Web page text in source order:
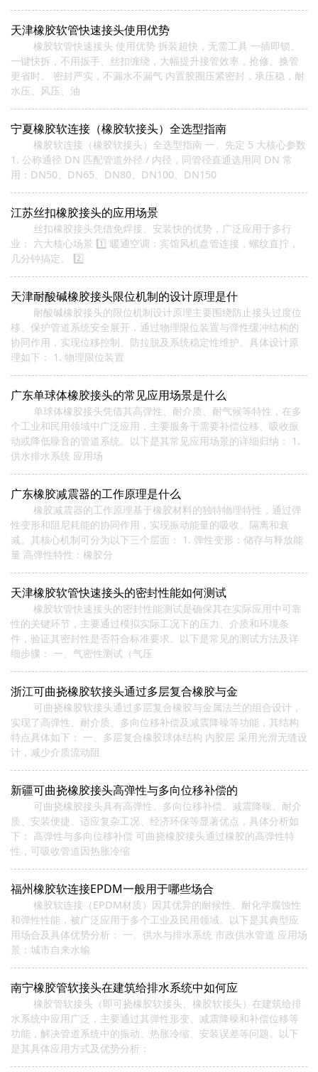
天津橡胶软管快速接头使用优势
橡胶软管快速接头 使用优势 拆装超快，无需工具 一插即锁、
一键快拆，不用扳手、丝扣缠绕，大幅提升接管效率，抢修、换管
更省时。 密封严实，不漏水不漏气 内置胶圈压紧密封，承压稳，耐
水压、风压、油
宁夏橡胶软连接（橡胶软接头）全选型指南
橡胶软连接（橡胶软接头）全选型指南 一、先定 5 大核心参数
1. 公称通径 DN 匹配管道外径 / 内径，同管径直通选用同 DN 常
用：DN50、DN65、DN80、DN100、DN150
江苏丝扣橡胶接头的应用场景
丝扣橡胶接头凭借免焊接、安装快的优势，广泛应用于多行
业： 六大核心场景 1️⃣ 暖通空调：宾馆风机盘管连接，螺纹直拧，
几分钟搞定。 2️⃣
天津耐酸碱橡胶接头限位机制的设计原理是什
耐酸碱橡胶接头的限位机制设计原理主要围绕防止接头过度位
移、保护管道系统安全展开，通过物理限位装置与弹性缓冲结构的
协同作用，实现位移控制、防拉脱及系统稳定性维护。具体设计原
理如下： 1. 物理限位装置
广东单球体橡胶接头的常见应用场景是什么
单球体橡胶接头凭借其高弹性、耐介质、耐气候等特性，在多
个工业和民用领域中广泛应用，主要服务于需要补偿位移、吸收振
动或降低噪音的管道系统。以下是其常见应用场景的详细归纳： 1.
供水排水系统 应用场
广东橡胶减震器的工作原理是什么
橡胶减震器的工作原理基于橡胶材料的独特物理特性，通过弹
性变形和阻尼耗能的协同作用，实现振动能量的吸收、隔离和衰
减。其核心机制可分为以下三个层面： 1. 弹性变形：储存与释放能
量 高弹性特性：橡胶分
天津橡胶软管快速接头的密封性能如何测试
橡胶软管快速接头的密封性能测试是确保其在实际应用中可靠
性的关键环节，主要通过模拟实际工况下的压力、介质和环境条
件，验证其密封性是否符合标准要求。以下是常见的测试方法及详
细步骤： 一、气密性测试（气压
浙江可曲挠橡胶软接头通过多层复合橡胶与金
可曲挠橡胶软接头通过多层复合橡胶与金属法兰的组合设计，
实现了高弹性、耐介质、多向位移补偿及减震降噪等功能，其结构
特点具体如下： 一、多层复合橡胶球体结构 内胶层 采用光滑无缝设
计，减少介质流动阻
新疆可曲挠橡胶接头高弹性与多向位移补偿的
可曲挠橡胶接头具有高弹性、多向位移补偿、减震降噪、耐介
质、安装便捷、适应复杂工况、经济环保等显著优点，具体分析如
下： 高弹性与多向位移补偿 可曲挠橡胶接头通过橡胶的高弹性特
性，可吸收管道因热胀冷缩
福州橡胶软连接EPDM一般用于哪些场合
橡胶软连接（EPDM材质）因其优异的耐候性、耐化学腐蚀性
和弹性性能，被广泛应用于多个工业及民用领域。以下是其典型应
用场合及具体优势分析： 一、供水与排水系统 市政供水管道 应用场
景：城市自来水输
南宁橡胶管软接头在建筑给排水系统中如何应
橡胶管软接头（即可挠橡胶软接头、橡胶软接头）在建筑给排
水系统中应用广泛，主要通过其弹性形变、减震降噪和补偿位移等
功能，解决管道系统中的振动、热胀冷缩、安装误差等问题。以下
是其具体应用方式及优势分析：